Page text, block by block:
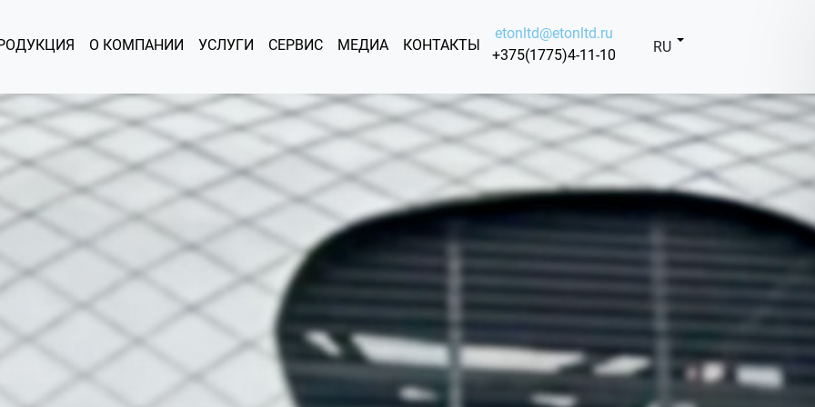
О КОМПАНИИ УСЛУГИ СЕРВИС МЕДИА КОНТАКТЫ
etonltd@etonltd.ru
+375(1775)4-11-10
RU